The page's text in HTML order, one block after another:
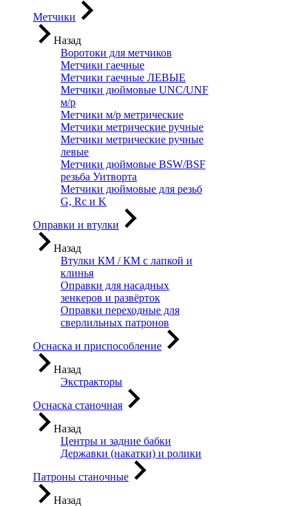
Метчики
Назад
Воротоки для метчиков
Метчики гаечные
Метчики гаечные ЛЕВЫЕ
Метчики дюймовые UNC/UNF
м/р
Метчики м/р метрические
Метчики метрические ручные
Метчики метрические ручные
левые
Метчики дюймовые BSW/BSF
резьба Уитворта
Метчики дюймовые для резьб
G, Rc и K
Оправки и втулки
Назад
Втулки КМ / КМ с лапкой и
клинья
Оправки для насадных
зенкеров и развёрток
Оправки переходные для
сверлильных патронов
Оснаска и приспособление
Назад
Экстракторы
Оснаска станочная
Назад
Центры и задние бабки
Державки (накатки) и ролики
Патроны станочные
Назад